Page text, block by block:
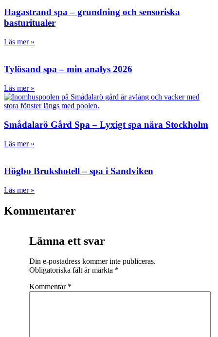
Hagastrand spa – grundning och sensoriska
basturitualer
Läs mer »
Tylösand spa – min analys 2026
Läs mer »
Smådalarö Gård Spa – Lyxigt spa nära Stockholm
Läs mer »
Högbo Brukshotell – spa i Sandviken
Läs mer »
Kommentarer
Lämna ett svar
Din e-postadress kommer inte publiceras.
Obligatoriska fält är märkta *
Kommentar *